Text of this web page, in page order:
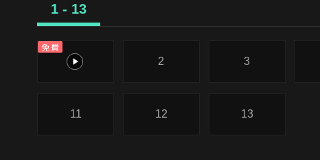
1 - 13
免費
1
2 3
11 12 13